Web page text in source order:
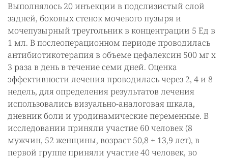
Выполнялось 20 инъекции в подслизистый слой
задней, боковых стенок мочевого пузыря и
мочепузырный треугольник в концентрации 5 Ед в
1 мл. В послеоперационном периоде проводилась
антибиотикотерапия в объеме цефалексин 500 мг х
3 раза в день в течение семи дней. Оценка
эффективности лечения проводилась через 2, 4 и 8
недель, для определения результатов лечения
использовались визуально-аналоговая шкала,
дневник боли и уродинамические переменные. В
исследовании приняли участие 60 человек (8
мужчин, 52 женщины, возраст 50,8 + 13,9 лет), в
первой группе приняли участие 40 человек, во